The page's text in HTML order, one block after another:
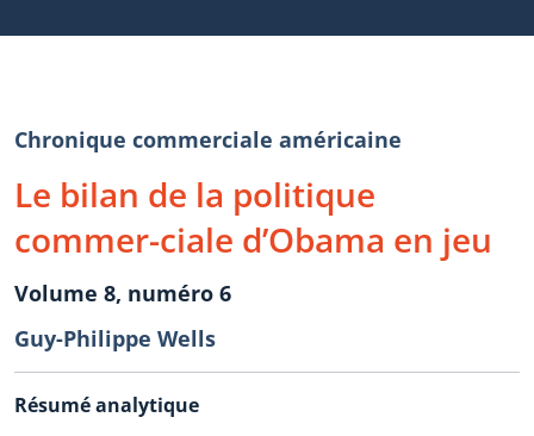
Chronique commerciale américaine
Le bilan de la politique
commer-ciale d’Obama en jeu
Volume 8, numéro 6
Guy-Philippe Wells
Résumé analytique